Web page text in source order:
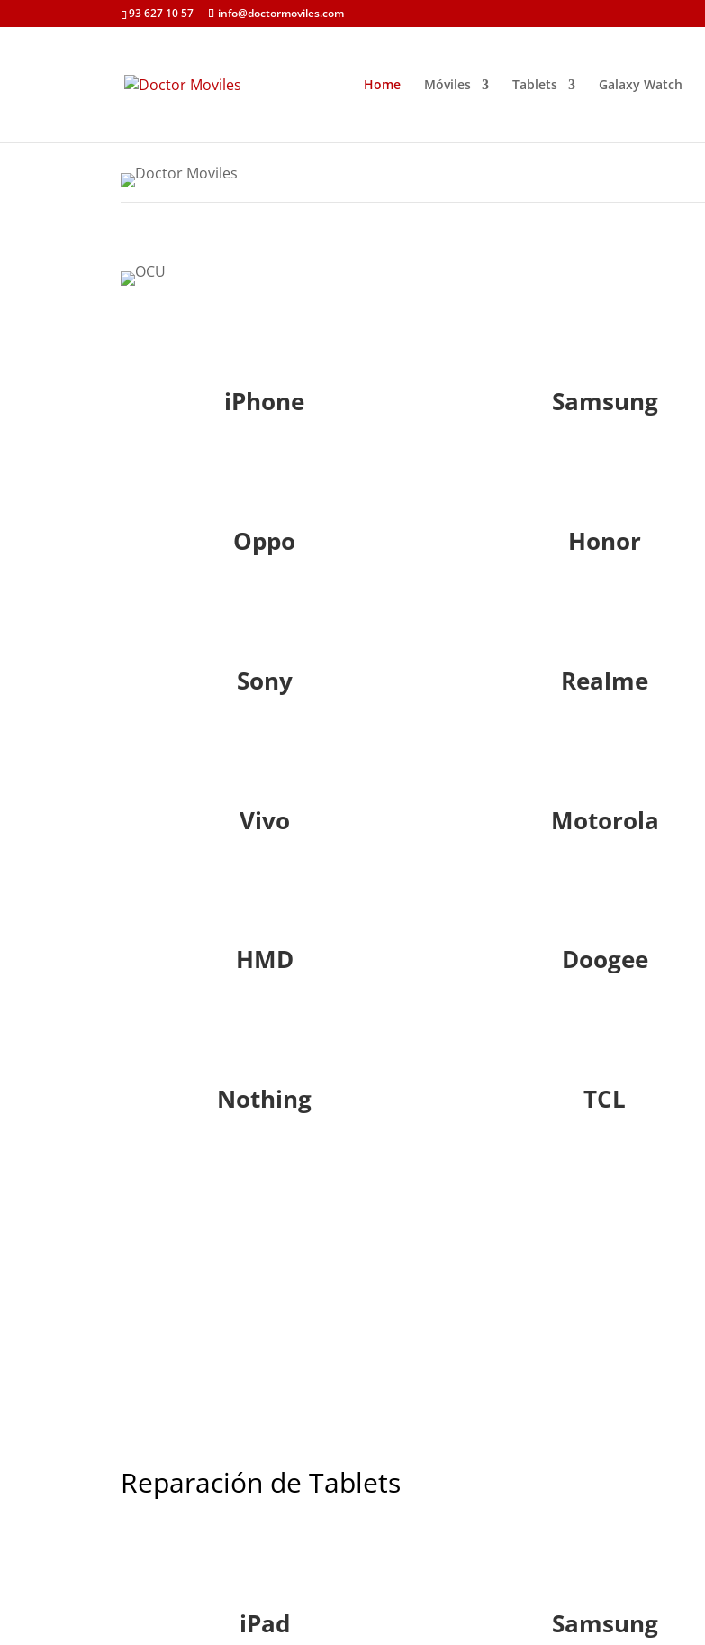
93 627 10 57 info@doctormoviles.com
Home Móviles Tablets Galaxy Watch
iPhone Samsung
Oppo Honor
Sony Realme
Vivo Motorola
HMD Doogee
Nothing TCL
Reparación de Tablets
iPad Samsung